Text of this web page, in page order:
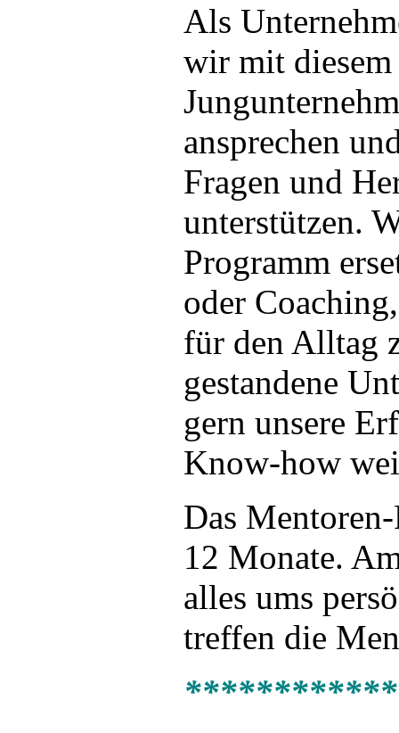
Als
wir mit diesem
ansprechen
Fragen und
unterstützen.
Programm
oder
für den Alltag
gestandene
gern unsere
Know-how
Das
12 Monate.
alles ums
treffen die